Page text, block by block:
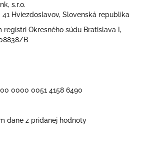
s.r.o.
Hviezdoslavov, Slovenská republika
registri Okresného súdu Bratislava I,
B
0000 0051 4158 6490
dane z pridanej hodnoty